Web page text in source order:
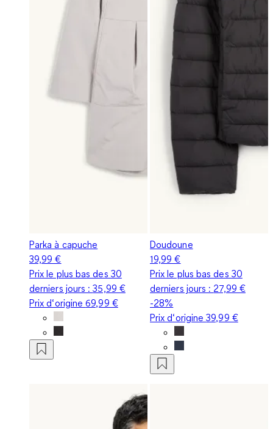
Parka à capuche
39,99 €
Prix le plus bas des 30
derniers jours :35,99 €
Prix d‘origine69,99 €
Doudoune
19,99 €
Prix le plus bas des 30
derniers jours : 27,99 €
-28%
Prix d‘origine39,99 €